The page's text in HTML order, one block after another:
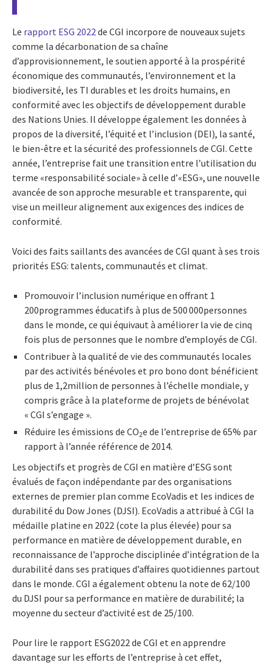
Le rapport ESG 2022de CGI incorpore de nouveaux sujets
comme la décarbonation de sa chaîne
d’approvisionnement, le soutien apporté à la prospérité
économique des communautés, l’environnement et la
biodiversité, les TI durables et les droits humains, en
conformité avec les objectifs de développement durable
des Nations Unies. Il développe également les données à
propos de la diversité, l’équité et l’inclusion (DEI), la santé,
le bien-être et la sécurité des professionnels de CGI. Cette
année, l’entreprise fait une transition entre l’utilisation du
terme «responsabilité sociale» à celle d’«ESG», une nouvelle
avancée de son approche mesurable et transparente, qui
vise un meilleur alignement aux exigences des indices de
conformité.
Voici des faits saillants des avancées de CGI quant à ses trois
priorités ESG: talents, communautés et climat.
Promouvoir l’inclusion numérique en offrant 1
200programmes éducatifs à plus de 500 000personnes
dans le monde, ce qui équivaut à améliorer la vie de cinq
fois plus de personnes que le nombre d’employés de CGI.
Contribuer à la qualité de vie des communautés locales
par des activités bénévoles et pro bono dont bénéficient
plus de 1,2million de personnes à l’échelle mondiale, y
compris grâce à la plateforme de projets de bénévolat
« CGI s’engage ».
Réduire les émissions de CO2e de l’entreprise de 65% par
rapport à l’année référence de 2014.
Les objectifs et progrès de CGI en matière d’ESG sont
évalués de façon indépendante par des organisations
externes de premier plan comme EcoVadis et les indices de
durabilité du Dow Jones (DJSI). EcoVadis a attribué à CGI la
médaille platine en 2022 (cote la plus élevée) pour sa
performance en matière de développement durable, en
reconnaissance de l’approche disciplinée d’intégration de la
durabilité dans ses pratiques d’affaires quotidiennes partout
dans le monde. CGI a également obtenu la note de 62/100
du DJSI pour sa performance en matière de durabilité; la
moyenne du secteur d’activité est de 25/100.
Pour lire le rapport ESG2022 de CGI et en apprendre
davantage sur les efforts de l’entreprise à cet effet,